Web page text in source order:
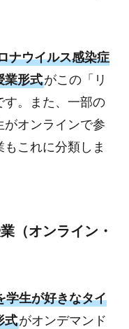
ナウイルス感染症
業形式がこの「リ
す。また、一部の
オンラインで参
これに分類しま
（オンライン・
学生が好きなタイ
式がオンデマンド